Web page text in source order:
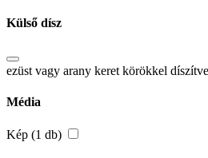
Külső dísz
ezüst vagy arany keret körökkel
Média
Kép (1 db)